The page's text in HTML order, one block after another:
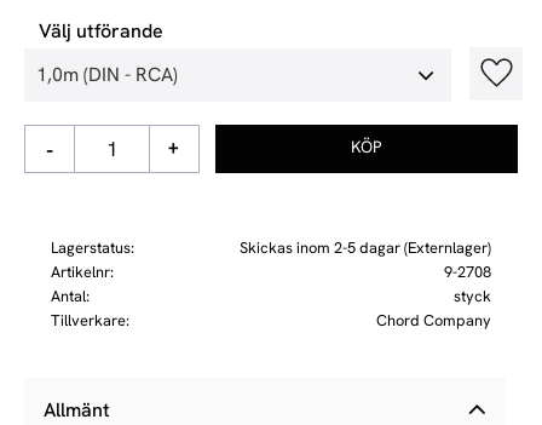
Välj utförande
+
-
Lagerstatus
Skickas inom 2-5 dagar (Externlager)
Artikelnr
9-2708
Antal
styck
Tillverkare
Chord Company
Allmänt